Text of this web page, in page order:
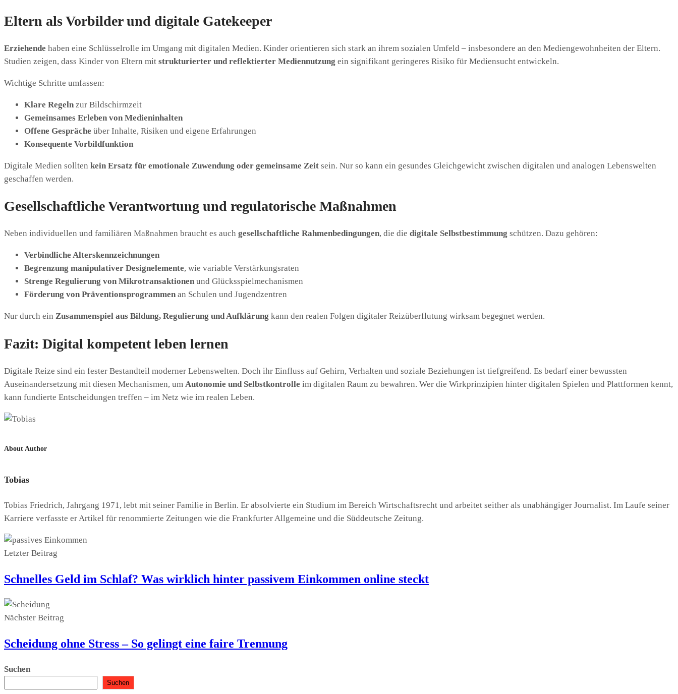
Eltern als Vorbilder und digitale Gatekeeper
Erziehende haben eine Schlüsselrolle im Umgang mit digitalen Medien. Kinder orientieren sich stark an ihrem sozialen Umfeld – insbesondere an den Mediengewohnheiten der Eltern.
Studien zeigen, dass Kinder von Eltern mit strukturierter und reflektierter Mediennutzung ein signifikant geringeres Risiko für Mediensucht entwickeln.
Wichtige Schritte umfassen:
Klare Regeln zur Bildschirmzeit
Gemeinsames Erleben von Medieninhalten
Offene Gespräche über Inhalte, Risiken und eigene Erfahrungen
Konsequente Vorbildfunktion
Digitale Medien sollten kein Ersatz für emotionale Zuwendung oder gemeinsame Zeit sein. Nur so kann ein gesundes Gleichgewicht zwischen digitalen und analogen Lebenswelten
geschaffen werden.
Gesellschaftliche Verantwortung und regulatorische Maßnahmen
Neben individuellen und familiären Maßnahmen braucht es auch gesellschaftliche Rahmenbedingungen, die die digitale Selbstbestimmung schützen. Dazu gehören:
Verbindliche Alterskennzeichnungen
Begrenzung manipulativer Designelemente, wie variable Verstärkungsraten
Strenge Regulierung von Mikrotransaktionen und Glücksspielmechanismen
Förderung von Präventionsprogrammen an Schulen und Jugendzentren
Nur durch ein Zusammenspiel aus Bildung, Regulierung und Aufklärung kann den realen Folgen digitaler Reizüberflutung wirksam begegnet werden.
Fazit: Digital kompetent leben lernen
Digitale Reize sind ein fester Bestandteil moderner Lebenswelten. Doch ihr Einfluss auf Gehirn, Verhalten und soziale Beziehungen ist tiefgreifend. Es bedarf einer bewussten
Auseinandersetzung mit diesen Mechanismen, um Autonomie und Selbstkontrolle im digitalen Raum zu bewahren. Wer die Wirkprinzipien hinter digitalen Spielen und Plattformen kennt,
kann fundierte Entscheidungen treffen – im Netz wie im realen Leben.
About Author
Tobias
Tobias Friedrich, Jahrgang 1971, lebt mit seiner Familie in Berlin. Er absolvierte ein Studium im Bereich Wirtschaftsrecht und arbeitet seither als unabhängiger Journalist. Im Laufe seiner
Karriere verfasste er Artikel für renommierte Zeitungen wie die Frankfurter Allgemeine und die Süddeutsche Zeitung.
Letzter Beitrag
Schnelles Geld im Schlaf? Was wirklich hinter passivem Einkommen online steckt
Nächster Beitrag
Scheidung ohne Stress – So gelingt eine faire Trennung
Suchen
Suchen